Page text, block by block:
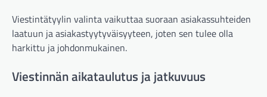
Viestintätyylin valinta vaikuttaa suoraan asiakassuhteiden
laatuun ja asiakastyytyväisyyteen, joten sen tulee olla
harkittu ja johdonmukainen.
Viestinnän aikataulutus ja jatkuvuus